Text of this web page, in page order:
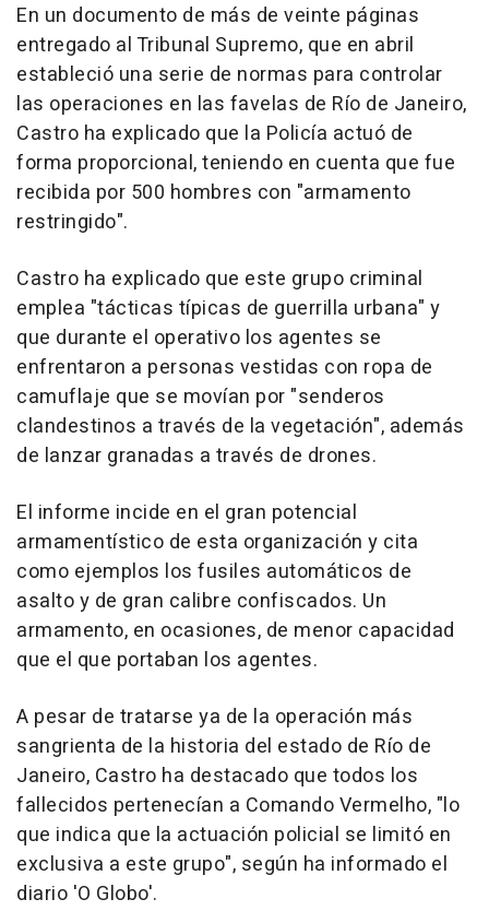
En un documento de más de veinte páginas
entregado al Tribunal Supremo, que en abril
estableció una serie de normas para controlar
las operaciones en las favelas de Río de Janeiro,
Castro ha explicado que la Policía actuó de
forma proporcional, teniendo en cuenta que fue
recibida por 500 hombres con "armamento
restringido".
Castro ha explicado que este grupo criminal
emplea "tácticas típicas de guerrilla urbana" y
que durante el operativo los agentes se
enfrentaron a personas vestidas con ropa de
camuflaje que se movían por "senderos
clandestinos a través de la vegetación", además
de lanzar granadas a través de drones.
El informe incide en el gran potencial
armamentístico de esta organización y cita
como ejemplos los fusiles automáticos de
asalto y de gran calibre confiscados. Un
armamento, en ocasiones, de menor capacidad
que el que portaban los agentes.
A pesar de tratarse ya de la operación más
sangrienta de la historia del estado de Río de
Janeiro, Castro ha destacado que todos los
fallecidos pertenecían a Comando Vermelho, "lo
que indica que la actuación policial se limitó en
exclusiva a este grupo", según ha informado el
diario 'O Globo'.